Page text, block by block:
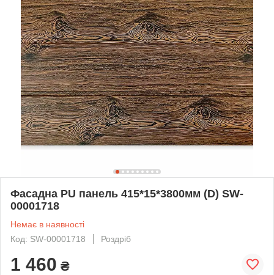
Фасадна PU панель 415*15*3800мм (D) SW-
00001718
Немає в наявності
Код: SW-00001718
Роздріб
1 460 ₴